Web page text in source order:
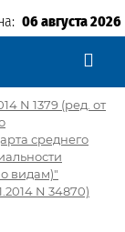
06 августа 2026
N 1379 (ред. от
среднего
видам)"
N 34870)